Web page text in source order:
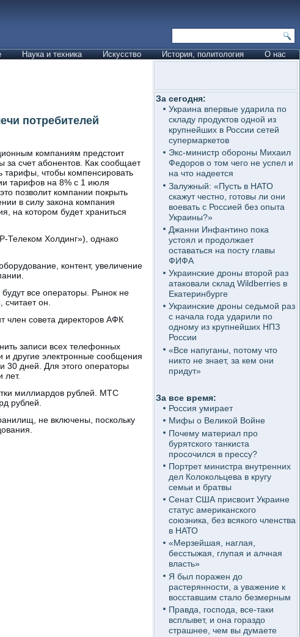
Наука и техника Искусство История, политология О нас
потребителей
компаниям предстоит
за счет абонентов. Как сообщает
тарифы, чтобы компенсировать
тарифов на 8% с 1 июля
позволит компании покрыть
в силу закона компания
на котором будет храниться
Холдинг»), однако
контент, увеличение
все операторы. Рынок не
он.
член совета директоров АФК
записи всех телефонных
и другие электронные сообщения
30 дней. Для этого операторы
лет.
миллиардов рублей. МТС
рублей.
не включены, поскольку
За сегодня:
Украина впервые ударила по
складу продуктов одной из
крупнейших в России сетей
супермаркетов
Экс-министр обороны Михаил
Федоров о том чего не успел и
на что надеется
Залужный: «Пусть в НАТО
скажут честно, готовы ли они
воевать с Россией без опыта
Украины?»
Джанни Инфантино пока
устоял и продолжает
оставаться на посту главы
ФИФА
Украинские дроны второй раз
атаковали склад Wildberries в
Екатеринбурге
Украинские дроны седьмой раз
с начала года ударили по
одному из крупнейших НПЗ
России
«Все напуганы, потому что
никто не знает, за кем они
придут»
За все время:
Россия умирает
Мифы о Великой Войне
Почему материал про
бурятского танкиста
просочился в прессу?
Портрет министра внутренних
дел Колокольцева в кругу
семьи и братвы
Сенат США присвоит Украине
статус американского
союзника, без всякого членства
в НАТО
«Мерзейшая, наглая,
бесстыжая, глупая и алчная
власть»
Я был поражен до
растерянности, а уважение к
восставшим стало безмерным
Правда, господа, все-таки
всплывет, и она гораздо
страшнее, чем вы думаете